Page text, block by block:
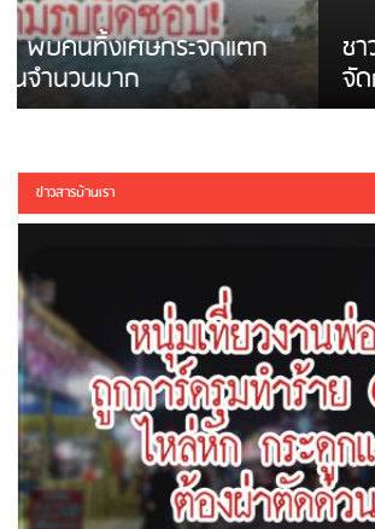
ชาวผาลั้ง โวย ไร้หน่วยงานดูแล ดิ
จัดการกันเอง
ข่าวสารบ้านเรา